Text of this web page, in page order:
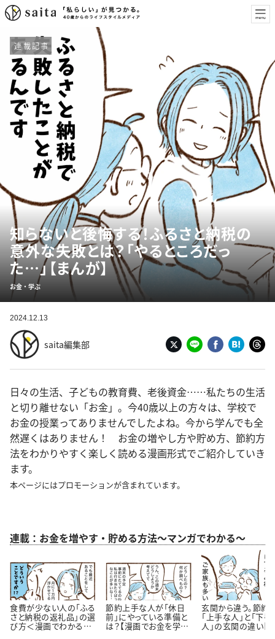
連載記事
知らないと後悔する！ふるさと納税の
意外な失敗とは？「やるところだっ
た…」【まんが】
お金・学ぶ
2024.12.13
saita編集部
日々の生活、子どもの教育費、老後資金……私たちの生活
と切り離せない「お金」。今40歳以上の方々は、学校で
お金の授業ってありませんでしたよね。今から学んでも全
然遅くはありません！ お金の増やし方や貯め方、節約方
法をわかりやすく楽しく読める漫画形式でご紹介していき
ます。
本ページにはプロモーションが含まれています。
連載：お金を増やす・貯める方法～マンガでわかる～
食費が少ない人の「ふる
さと納税の返礼品」の選
び方＜漫画でわかるお
節約上手な人が「休日
前」にやっている準備と
は？【漫画でお金を学
玄関から違う。節約
「上手な人」と「下
人」の玄関の違い【